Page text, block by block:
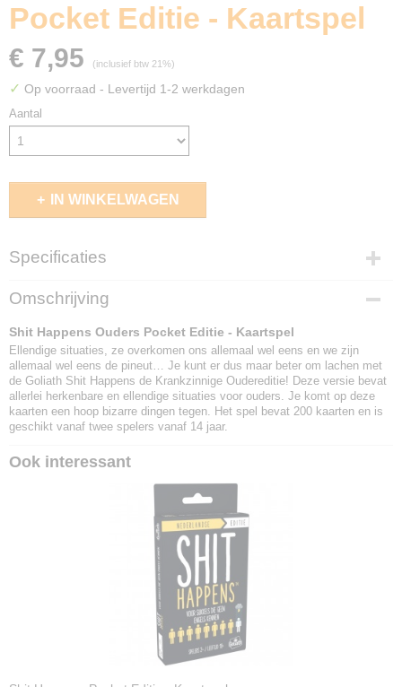
Pocket Editie - Kaartspel
€ 7,95 (inclusief btw 21%)
✓ Op voorraad - Levertijd 1-2 werkdagen
Aantal
IN WINKELWAGEN
Specificaties
EAN code
8720077322301
Omschrijving
Shit Happens Ouders Pocket Editie - Kaartspel
Ellendige situaties, ze overkomen ons allemaal wel eens en we zijn
allemaal wel eens de pineut… Je kunt er dus maar beter om lachen met
de Goliath Shit Happens de Krankzinnige Oudereditie! Deze versie bevat
allerlei herkenbare en ellendige situaties voor ouders. Je komt op deze
kaarten een hoop bizarre dingen tegen. Het spel bevat 200 kaarten en is
geschikt vanaf twee spelers vanaf 14 jaar.
Ook interessant